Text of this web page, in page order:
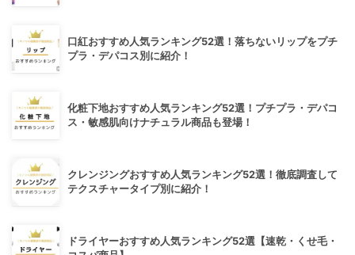
口紅おすすめ人気ランキング52選！落ちないリップをプチ
プラ・デパコス別に紹介！
化粧下地おすすめ人気ランキング52選！プチプラ・デパコ
ス・敏感肌向けナチュラル商品も登場！
クレンジングおすすめ人気ランキング52選！徹底調査して
テクスチャータイプ別に紹介！
ドライヤーおすすめ人気ランキング52選【速乾・くせ毛・